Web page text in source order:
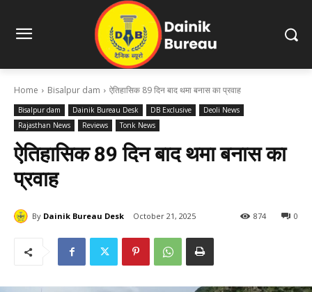
Home Bisalpur dam ऐतिहासिक 89 दिन बाद थमा बनास का प्रवाह
Bisalpur dam Dainik Bureau Desk DB Exclusive
Deoli News
Rajasthan News
Reviews Tonk News
ऐतिहासिक 89 दिन बाद थमा बनास का
प्रवाह
By Dainik Bureau Desk October 21, 2025 0
874